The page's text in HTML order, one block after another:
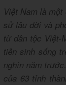
Việt Nam là
sử lâu đời và
từ dân tộc Việt-
tiên sinh sống
nghìn năm
của 63 tỉnh